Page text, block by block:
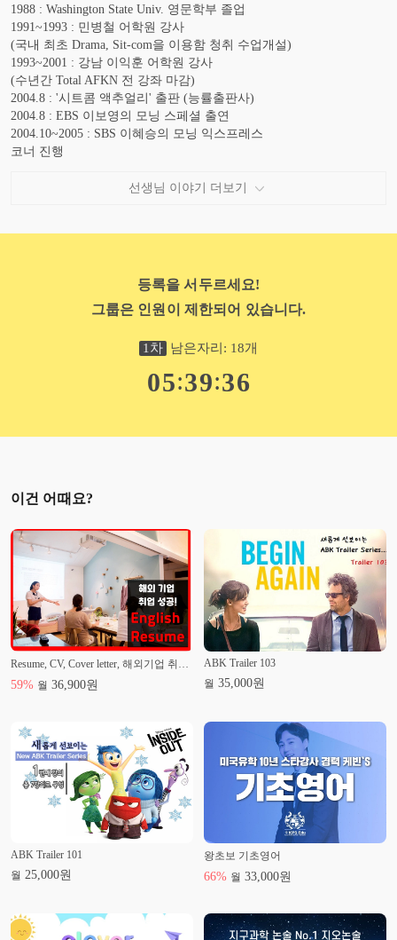
1988 : Washington State Univ. 영문학부 졸업
1991~1993 : 민병철 어학원 강사
(국내 최초 Drama, Sit-com을 이용함 청취 수업개설)
1993~2001 : 강남 이익훈 어학원 강사
(수년간 Total AFKN 전 강좌 마감)
2004.8 : '시트콤 액추얼리' 출판 (능률출판사)
2004.8 : EBS 이보영의 모닝 스페셜 출연
2004.10~2005 : SBS 이혜승의 모닝 익스프레스
코너 진행
2005.2~7 : EBS 라디오 프로그램 '초보 탈출 English, Go! Go!'
2006.11~12 : SBS TV 영어 마을 옹알이 특강 강사
2007.01~현재 : YBM 생활영어 담당
2007.01~2007.06 : EBS English Go Go 옹알이 특강강사
2005.02~현재 : 삼성 SDS 멀티캠퍼스와 제휴 - 영어교육과정 컨텐츠
2008.01 : '미드 자막없이 즐겨라' 1권 출판 [(주)이퍼블릭]
2015~2016 : [한국산업기술진흥원] 영어 면접심사
선생님 이야기 더보기
등록을 서두르세요!
그룹은 인원이 제한되어 있습니다.
1 차 남은자리: 18개
05:39:36
이건 어때요?
59% 월 36,900원
ABK Trailer 103
월 35,000원
ABK Trailer 101
월 25,000원
왕초보 기초영어
66% 월 33,000원